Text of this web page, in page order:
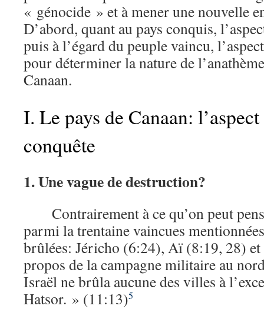
« génocide » et à mener une nouvelle
D’abord, quant au pays conquis,
puis à l’égard du peuple vaincu,
pour déterminer la nature de
Canaan.
I. Le pays de Canaan:
conquête
1. Une vague de destruction?
Contrairement à ce qu’on peut
parmi la trentaine vaincues
brûlées: Jéricho (6:24), Aï (8:19, 28)
propos de la campagne militaire au
Israël ne brûla aucune des villes à
Hatsor. » (11:13)5